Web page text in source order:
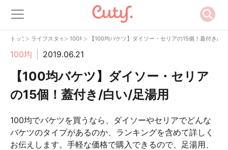
トップ> ライフスタイル
> 100均> 【100均バケツ】ダイソー・セリアの15個！蓋付き/白
100均 2019.06.21
【100均バケツ】ダイソー・セリア
の15個！蓋付き/白い/足湯用
100均でバケツを買うなら、ダイソーやセリアでどんな
バケツのタイプがあるのか、ランキングを含めて詳しく
お伝えします。手軽な価格で購入できるので、足湯用、